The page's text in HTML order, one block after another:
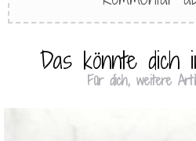
Das könnte dich
Für dich, weitere